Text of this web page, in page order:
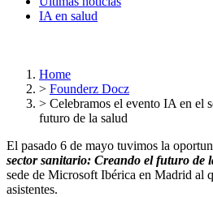
IA en salud
Home
> Founderz Docz
> Celebramos el evento IA en el
futuro de la salud
El pasado 6 de mayo tuvimos la
sector sanitario: Creando el futuro de
sede de Microsoft Ibérica en Madrid al
asistentes.